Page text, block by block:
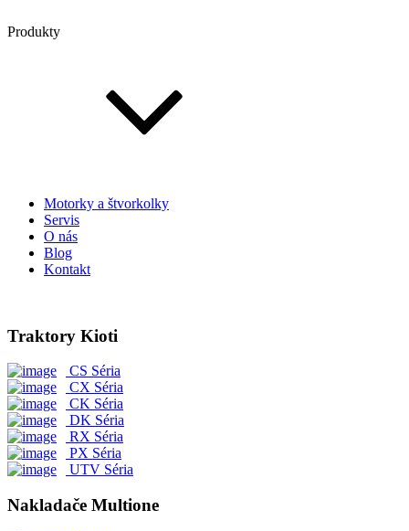
Produkty
Motorky a štvorkolky
Servis
O nás
Blog
Kontakt
Traktory Kioti
CS Séria
CX Séria
CK Séria
DK Séria
RX Séria
PX Séria
UTV Séria
Nakladače Multione